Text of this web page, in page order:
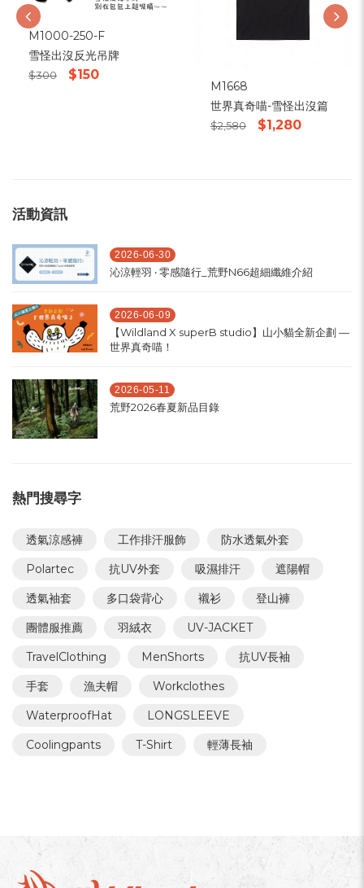
M1000-250-F
雪怪出沒反光吊牌
$300 $150
M1668
世界真奇喵-雪怪出沒篇
$2,580 $1,280
活動資訊
2026-06-30
沁涼輕羽 ‧ 零感隨行_荒野N66超細纖維介紹
2026-06-09
【Wildland X superB studio】山小貓全新企劃 —
世界真奇喵！
2026-05-11
荒野2026春夏新品目錄
熱門搜尋字
透氣涼感褲 工作排汗服飾
防水透氣外套
Polartec
抗UV外套 吸濕排汗
遮陽帽
透氣袖套
多口袋背心 襯衫
登山褲
團體服推薦
羽絨衣
UV-JACKET
TravelClothing
MenShorts
抗UV長袖
手套
漁夫帽
Workclothes
WaterproofHat
LONGSLEEVE
Coolingpants
T-Shirt 輕薄長袖